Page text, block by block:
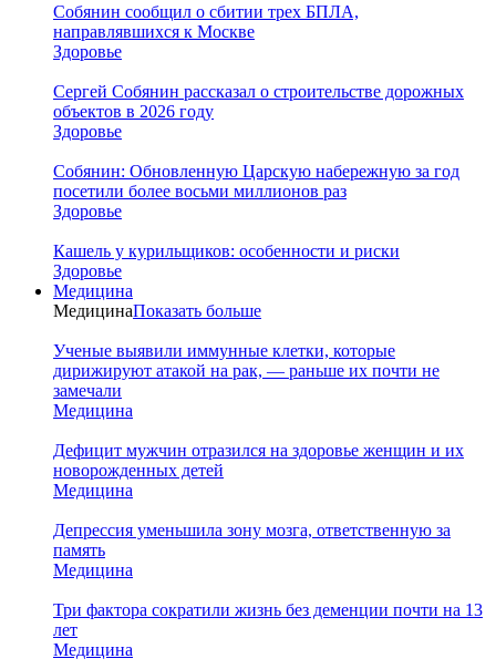
Собянин сообщил о сбитии трех БПЛА,
направлявшихся к Москве
Здоровье
Сергей Собянин рассказал о строительстве дорожных
объектов в 2026 году
Здоровье
Собянин: Обновленную Царскую набережную за год
посетили более восьми миллионов раз
Здоровье
Кашель у курильщиков: особенности и риски
Здоровье
Медицина
МедицинаПоказать больше
Ученые выявили иммунные клетки, которые
дирижируют атакой на рак, — раньше их почти не
замечали
Медицина
Дефицит мужчин отразился на здоровье женщин и их
новорожденных детей
Медицина
Депрессия уменьшила зону мозга, ответственную за
память
Медицина
Три фактора сократили жизнь без деменции почти на 13
лет
Медицина